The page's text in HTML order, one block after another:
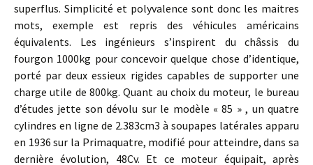
superflus. Simplicité et polyvalence sont donc les maitres
mots, exemple est repris des véhicules américains
équivalents. Les ingénieurs s’inspirent du châssis du
fourgon 1000kg pour concevoir quelque chose d’identique,
porté par deux essieux rigides capables de supporter une
charge utile de 800kg. Quant au choix du moteur, le bureau
d’études jette son dévolu sur le modèle « 85 » , un quatre
cylindres en ligne de 2.383cm3 à soupapes latérales apparu
en 1936 sur la Primaquatre, modifié pour atteindre, dans sa
dernière évolution, 48Cv. Et ce moteur équipait, après